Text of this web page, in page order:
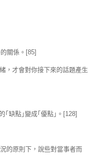
關係。[85]
，才會對你接下來的話題產生
｢缺點｣變成｢優點｣。[128]
的原則下，說些對當事者而